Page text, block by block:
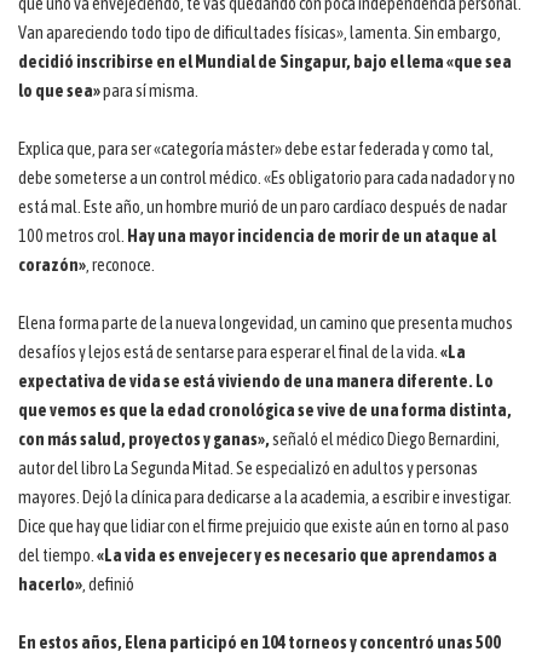
Van apareciendo todo tipo de dificultades físicas», lamenta. Sin embargo,
decidió inscribirse en el Mundial de Singapur, bajo el lema «que sea
lo que sea»para sí misma.
Explica que, para ser «categoría máster» debe estar federada y como tal,
debe someterse a un control médico. «Es obligatorio para cada nadador y no
está mal. Este año, un hombre murió de un paro cardíaco después de nadar
100 metros crol. Hay una mayor incidencia de morir de un ataque al
corazón» , reconoce.
Elena forma parte de la nueva longevidad, un camino que presenta muchos
desafíos y lejos está de sentarse para esperar el final de la vida. «La
expectativa de vida se está viviendo de una manera diferente. Lo
que vemos es que la edad cronológica se vive de una forma distinta,
con más salud, proyectos y ganas»,señaló el médico Diego Bernardini,
autor del libro La Segunda Mitad. Se especializó en adultos y personas
mayores. Dejó la clínica para dedicarse a la academia, a escribir e investigar.
Dice que hay que lidiar con el firme prejuicio que existe aún en torno al paso
del tiempo. «La vida es envejecer y es necesario que aprendamos a
hacerlo» , definió
En estos años, Elena participó en 104 torneos y concentró unas 500